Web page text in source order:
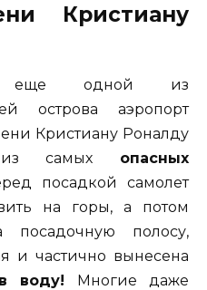
Кристиану
еще одной из
острова аэропорт
Кристиану Роналду
из самых опасных
посадкой самолет
на горы, а потом
посадочную полосу,
и частично вынесена
воду! Многие даже